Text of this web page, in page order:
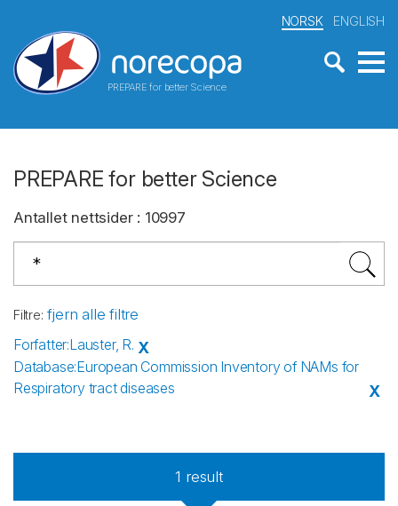
PREPARE for better Science
NORSK ENGLISH
PREPARE for better Science
Antallet nettsider: 10997
Filtre: fjern alle filtre
Forfatter:Lauster, R. X
Database:European Commission Inventory of NAMs for
Respiratory tract diseases
X
1 result